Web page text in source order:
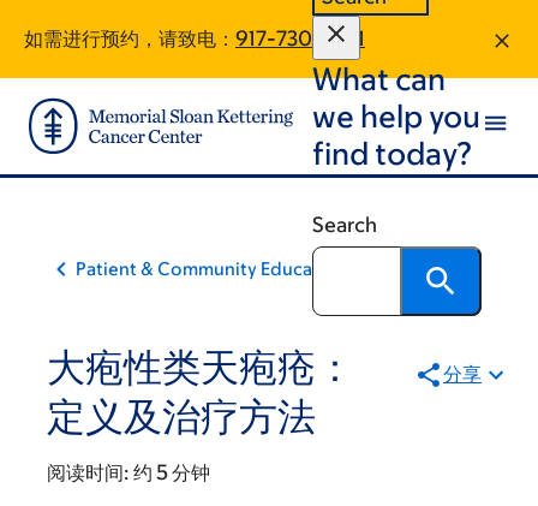
main
content
footer
如需进行预约，请致电： 917-730-9471
What can
we help you
find today?
Search
Patient & Community Education
大疱性类天疱疮：
定义及治疗方法
分享
阅读时间: 约 5 分钟